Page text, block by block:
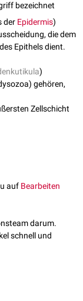
bezeichnet
der Epidermis)
die dem
Epithels dient.
)
gehören,
Zellschicht
auf Bearbeiten
darum.
schnell und